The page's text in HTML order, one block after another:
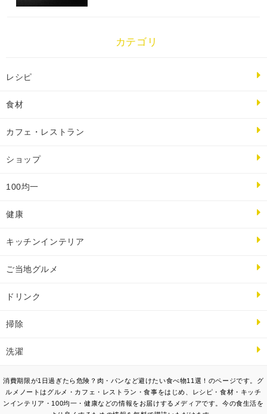
カテゴリ
レシピ
食材
カフェ・レストラン
ショップ
100均一
健康
キッチンインテリア
ご当地グルメ
ドリンク
掃除
洗濯
消費期限が1日過ぎたら危険？肉・パンなど避けたい食べ物11選！のページです。グ
ルメノートはグルメ・カフェ・レストラン・食事をはじめ、レシピ・食材・キッチ
ンインテリア・100均一・健康などの情報をお届けするメディアです。今の食生活を